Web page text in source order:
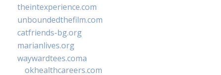
theintexperience.com
unboundedthefilm.com
catfriends-bg.org
marianlives.org
waywardtees.coma
okhealthcareers.com